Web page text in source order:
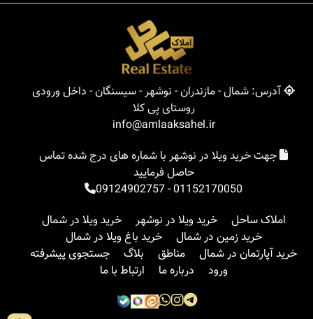
آدرس: شمال - مازندران - نوشهر - سیسنگان - داخل ورودی
روستای پی کلا
info@amlaaksahel.ir
جهت خرید ویلا در نوشهر با شماره های درج شده تماس
حاصل فرمایید
01152170050
-
09124902757
املاک ساحل
خرید ویلا در نوشهر
خرید ویلا در شمال
خرید زمین در شمال
خرید باغ ویلا در شمال
خرید آپارتمان در شمال
مناطق بلاگ
جستجوی پیشرفته
ورود
درباره ما ارتباط با ما